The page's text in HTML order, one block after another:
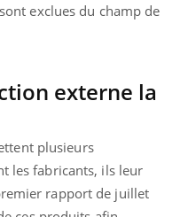
exclues du champ de
externe la
plusieurs
les fabricants, ils leur
rapport de juillet